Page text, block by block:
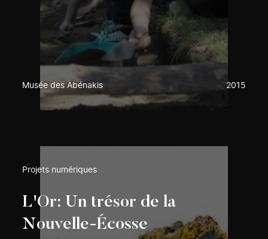
Musée des Abénakis 2015
Projets numériques
L'Or: Un trésor de la
Nouvelle-Écosse